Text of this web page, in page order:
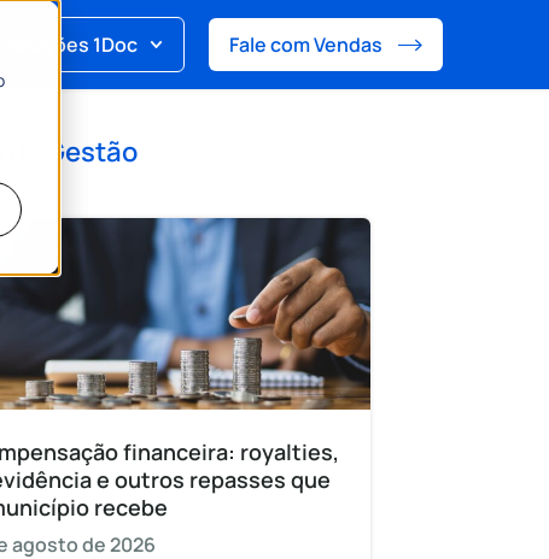
Soluções 1Doc Fale com Vendas
Gestão
financeira: royalties,
e outros repasses que
recebe
agosto de 2026